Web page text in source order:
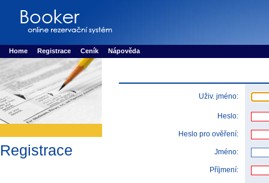
Rezervujse - Port�l pro online rezervace sportu
Home Registrace Ceník Nápověda
Registrace
Uživ. jméno:
Heslo:
Heslo pro ověření:
Jméno:
Příjmení: